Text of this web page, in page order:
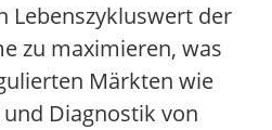
Lebenszykluswert der
zu maximieren, was
Märkten wie
Diagnostik von